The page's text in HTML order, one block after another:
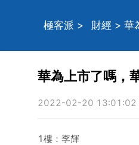
極客派 > 財經 > 華
華為上市了嗎，
2022-02-20 13:01:02
1樓：李輝